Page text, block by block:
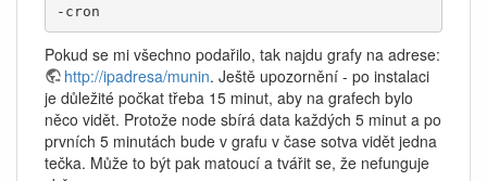
-cron
Pokud se mi všechno podařilo, tak najdu grafy na adrese:
http://ipadresa/munin. Ještě upozornění - po instalaci
je důležité počkat třeba 15 minut, aby na grafech bylo
něco vidět. Protože node sbírá data každých 5 minut a po
prvních 5 minutách bude v grafu v čase sotva vidět jedna
tečka. Může to být pak matoucí a tvářit se, že nefunguje